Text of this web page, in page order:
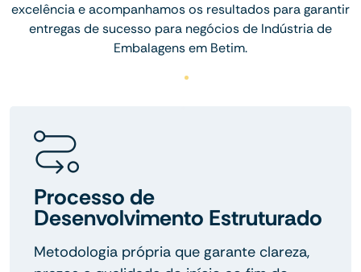
excelência e acompanhamos os resultados para garantir
entregas de sucesso para negócios de Indústria de
Embalagens em Betim.
Processo de
Desenvolvimento Estruturado
Metodologia própria que garante clareza,